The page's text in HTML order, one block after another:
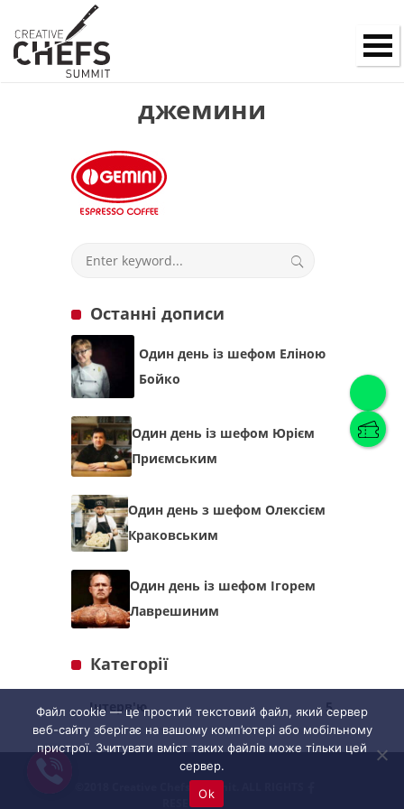
Українська(Українська
Українська English
джемини
Останні дописи
Один день із шефом Еліною
Бойко
Один день із шефом Юрієм
Приємським
Один день з шефом Олексієм
Краковським
Один день із шефом Ігорем
Лаврешиним
Категорії
Інтерв'ю 5
©2018 Creative Chefs Summit. ALL RIGHTS
RESERVED
Файл cookie — це простий текстовий файл, який сервер
веб-сайту зберігає на вашому комп’ютері або мобільному
пристрої. Зчитувати вміст таких файлів може тільки цей
сервер.
Ok